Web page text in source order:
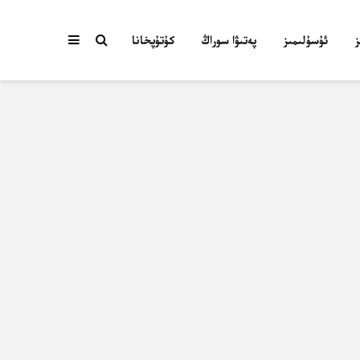
ئۇسۇلىمىز پەتىۋا سوراڭ كۇتۇپخانا